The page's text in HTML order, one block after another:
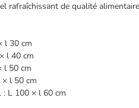
rafraîchissant de qualité alimentaire
l 30 cm
l 40 cm
l 50 cm
× l 50 cm
: L 100 × l 60 cm